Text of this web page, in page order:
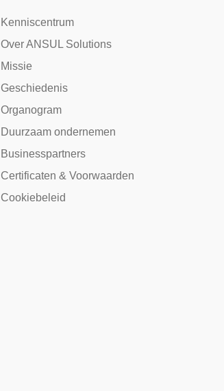
Kenniscentrum
Over ANSUL Solutions
Missie
Geschiedenis
Organogram
Duurzaam ondernemen
Businesspartners
Certificaten & Voorwaarden
Cookiebeleid